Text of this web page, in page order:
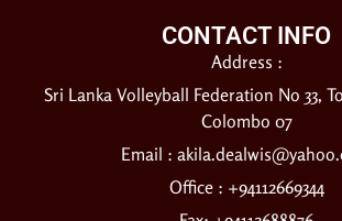
CONTACT INFO
Address :
Sri Lanka Volleyball Federation No 33,
Colombo 07
Email :
Office : +94112669344